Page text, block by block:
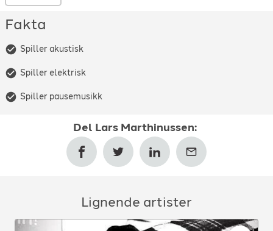
Fakta
Spiller akustisk
Spiller elektrisk
Spiller pausemusikk
Del Lars Marthinussen:
Lignende artister